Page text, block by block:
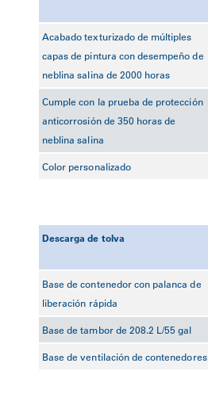
Acabado texturizado de múltiples
capas de pintura con desempeño de
neblina salina de 2000 horas
Cumple con la prueba de protección
anticorrosión de 350 horas de
neblina salina
Color personalizado
Descarga de tolva
Base de contenedor con palanca de
liberación rápida
Base de tambor de 208.2 L/55 gal
Base de ventilación de contenedores